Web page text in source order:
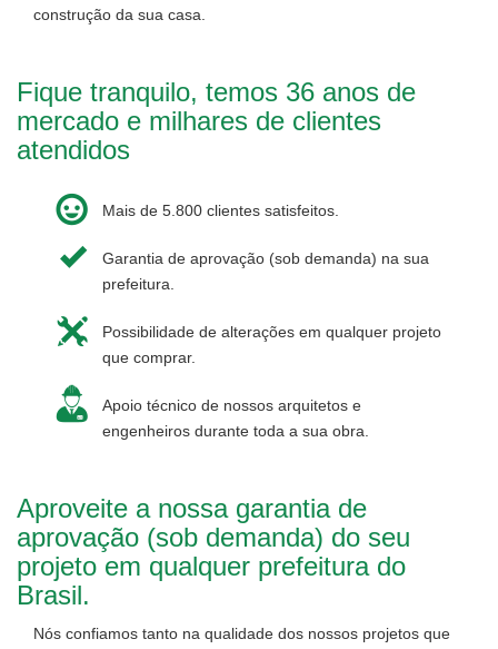
construção da sua casa.
Fique tranquilo, temos 36 anos de
mercado e milhares de clientes
atendidos
Mais de 5.800 clientes satisfeitos.
Garantia de aprovação (sob demanda) na sua
prefeitura.
Possibilidade de alterações em qualquer projeto
que comprar.
Apoio técnico de nossos arquitetos e
engenheiros durante toda a sua obra.
Aproveite a nossa garantia de
aprovação (sob demanda) do seu
projeto em qualquer prefeitura do
Brasil.
Nós confiamos tanto na qualidade dos nossos projetos que